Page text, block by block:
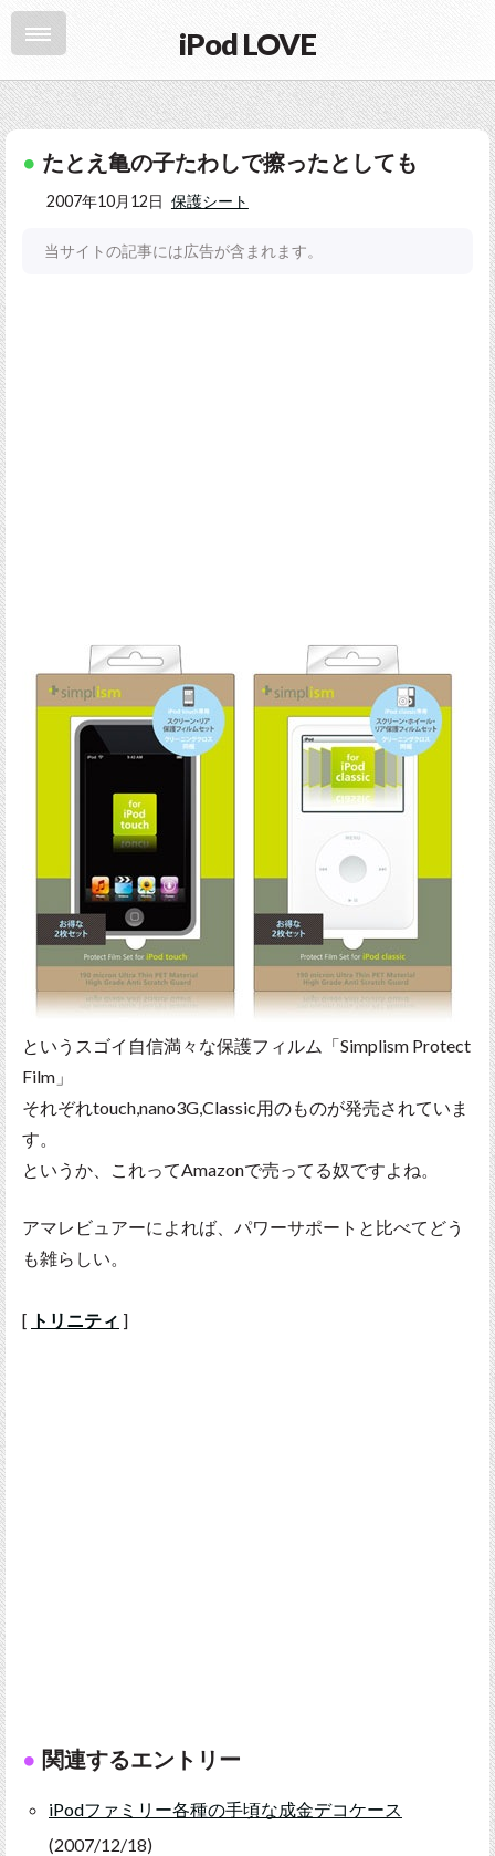
iPod LOVE
たとえ亀の子たわしで擦ったとしても
2007年10月12日 保護シート
当サイトの記事には広告が含まれます。
というスゴイ自信満々な保護フィルム「Simplism Protect
Film」
それぞれtouch,nano3G,Classic用のものが発売されていま
す。
というか、これってAmazonで売ってる奴ですよね。
アマレビュアーによれば、パワーサポートと比べてどう
も雑らしい。
[ トリニティ ]
関連するエントリー
iPodファミリー各種の手頃な成金デコケース
(2007/12/18)